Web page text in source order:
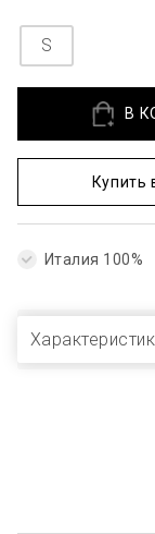
S
В
Купить
Италия 100%